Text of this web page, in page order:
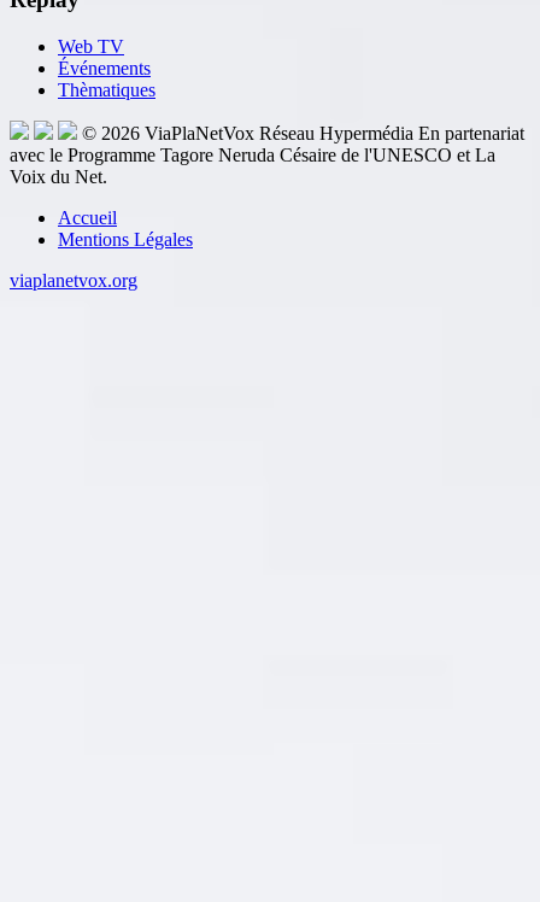
Web TV
Événements
Thèmatiques
© 2026 ViaPlaNetVox Réseau Hypermédia En partenariat
avec le Programme Tagore Neruda Césaire de l'UNESCO et La
Voix du Net.
Accueil
Mentions Légales
viaplanetvox.org